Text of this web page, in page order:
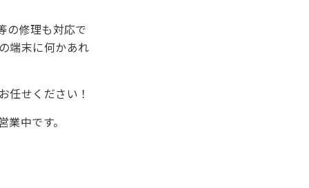
の修理も対応で
端末に何かあれ
任せください！
中です。